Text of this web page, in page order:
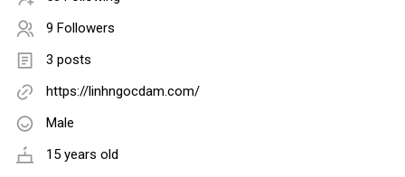
9 Followers
3 posts
https://linhngocdam.com/
Male
15 years old